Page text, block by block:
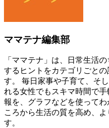
ママテナ編集部
「ママテナ」は、日常生活
するヒントをカテゴリごと
す。 毎日家事や子育て、そ
れる女性でもスキマ時間で
報を、グラフなどを使って
ころから生活の質を高め、
す。